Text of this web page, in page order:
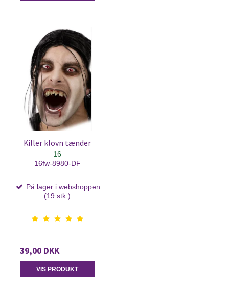
Killer klovn tænder
16
16fw-8980-DF
På lager i webshoppen
(19 stk.)
39,00 DKK
VIS PRODUKT